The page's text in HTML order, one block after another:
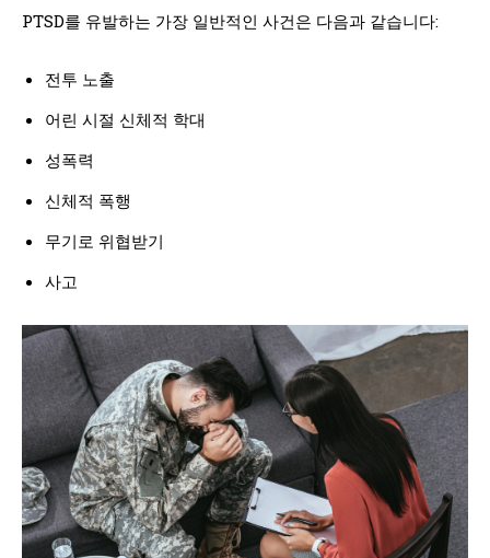
PTSD를 유발하는 가장 일반적인 사건은 다음과 같습니다:
전투 노출
어린 시절 신체적 학대
성폭력
신체적 폭행
무기로 위협받기
사고